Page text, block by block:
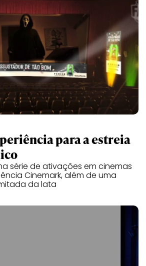
para a estreia
série de ativações em cinemas
Cinemark, além de uma
da lata